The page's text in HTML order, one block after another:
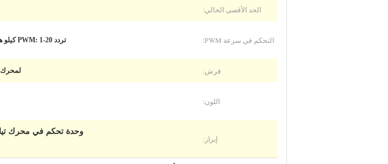
الحد الأقصى الحالي:
التحكم في سرعة PWM: تردد PWM: 1-20 كيلو هرتز ، دورة التشغيل 0-100٪
فرش: لمحرك
اللون:
إبراز:
وحدة تحكم في محرك تيار